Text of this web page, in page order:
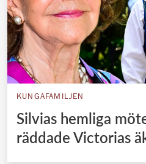
KUNGAFAMILJEN
Silvias hemliga
räddade Victorias